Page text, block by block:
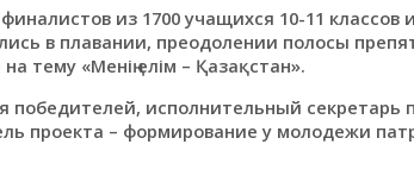
из 1700 учащихся 10-11
в плавании, преодолении полосы
тему «Менің елім – Қазақстан».
победителей, исполнительный
проекта – формирование у молодежи